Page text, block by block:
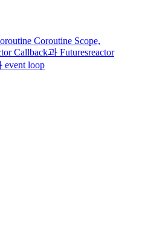
Coroutine Scope,
Callback과 Futuresreactor
event loop